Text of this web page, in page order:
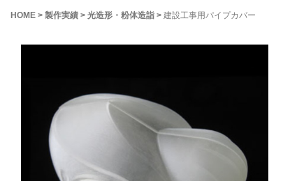
HOME > 製作実績 > 光造形・粉体造詣 > 建設工事用パイプカバー